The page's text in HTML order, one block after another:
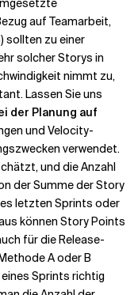
auf Teamarbeit,
sollten zu einer
solcher Storys in
nimmt zu,
Lassen Sie uns
der Planung auf
und Velocity-
verwendet.
und die Anzahl
der Summe der Story
letzten Sprints oder
können Story Points
für die Release-
A oder B
eines Sprints richtig